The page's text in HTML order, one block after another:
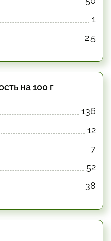
1
2.5
на 100 г
136
12
7
52
38